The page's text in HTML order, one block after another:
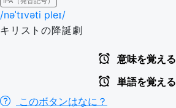
/nəˈtɪvəti pleɪ/
キリストの降誕劇
意味を覚える
単語を覚える
このボタンはなに？